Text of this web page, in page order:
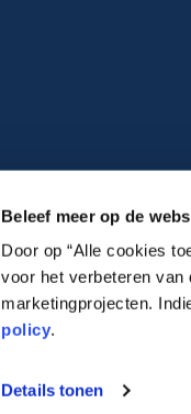
Beleef meer op de
Door op “Alle cookies
voor het verbeteren van
marketingprojecten.
policy.
Details tonen